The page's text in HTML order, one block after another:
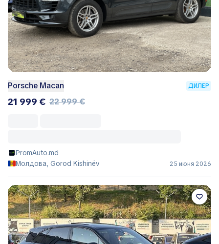
Porsche Macan ДИЛЕР
21 999 € 22 999 €
PromAuto.md
Молдова, Gorod Kishinëv
25 июня 2026